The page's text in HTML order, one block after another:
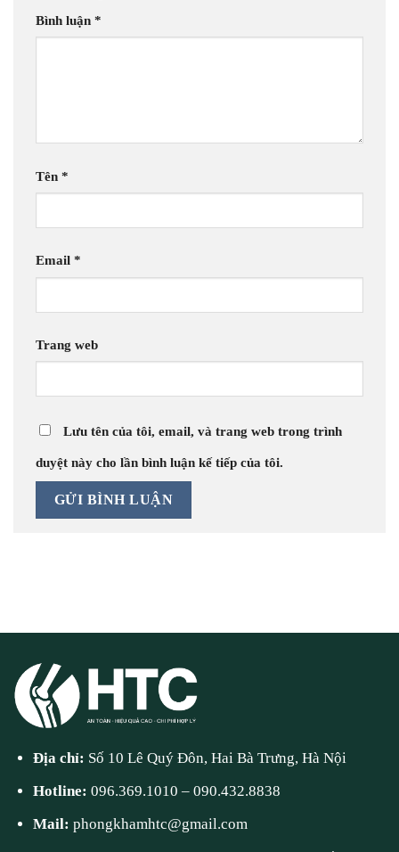
Bình luận *
Tên *
Email *
Trang web
Lưu tên của tôi, email, và trang web trong trình
duyệt này cho lần bình luận kế tiếp của tôi.
Địa chỉ: Số 10 Lê Quý Đôn, Hai Bà Trưng, Hà Nội
Hotline:096.369.1010 –090.432.8838
Mail:phongkhamhtc@gmail.com